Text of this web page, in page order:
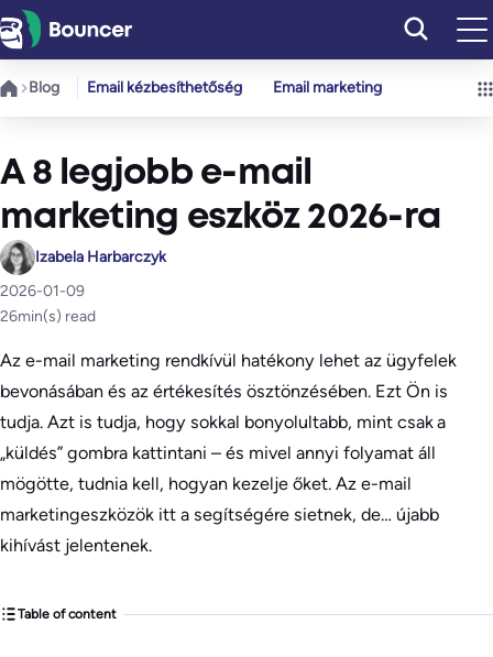
Ugrás
a
tartalomhoz
Blog Email kézbesíthetőség Email marketing
A 8 legjobb e-mail
marketing eszköz 2026-ra
Izabela Harbarczyk
2026-01-09
26min(s) read
Az e-mail marketing rendkívül hatékony lehet az ügyfelek
bevonásában és az értékesítés ösztönzésében. Ezt Ön is
tudja. Azt is tudja, hogy sokkal bonyolultabb, mint csak a
„küldés” gombra kattintani – és mivel annyi folyamat áll
mögötte, tudnia kell, hogyan kezelje őket. Az e-mail
marketingeszközök itt a segítségére sietnek, de… újabb
kihívást jelentenek.
Table of content